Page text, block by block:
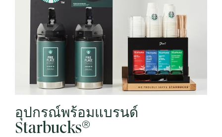
อุปกรณ์พร้อมแบรนด์
Starbucks®